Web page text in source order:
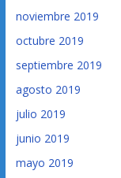
noviembre 2019
octubre 2019
septiembre 2019
agosto 2019
julio 2019
junio 2019
mayo 2019